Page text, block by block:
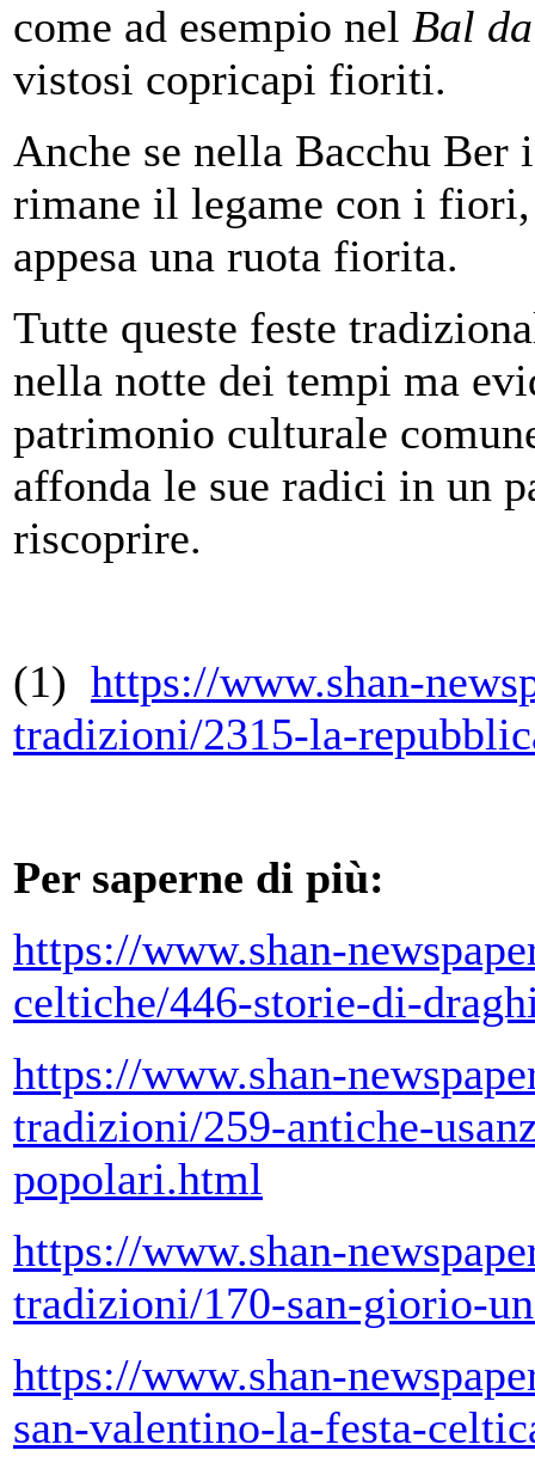
come ad esempio nel Bal
vistosi copricapi fioriti.
Anche se nella Bacchu
rimane il legame con i
appesa una ruota fiorita.
Tutte queste feste
nella notte dei tempi ma
patrimonio culturale
affonda le sue radici in un
riscoprire.
(1) https://www.shan-
tradizioni/2315-la-
Per saperne di più:
https://www.shan-
celtiche/446-storie-di-
https://www.shan-
tradizioni/259-antiche-
popolari.html
https://www.shan-
tradizioni/170-san-giorio-
https://www.shan-
san-valentino-la-festa-